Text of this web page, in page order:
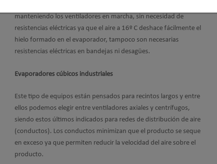
manteniendo los ventiladores en marcha, sin necesidad de
resistencias eléctricas ya que el aire a 16º C deshace fácilmente el
hielo formado en el evaporador, tampoco son necesarias
resistencias eléctricas en bandejas ni desagües.
Evaporadores cúbicos industriales
Este tipo de equipos están pensados para recintos largos y entre
ellos podemos elegir entre ventiladores axiales y centrífugos,
siendo estos últimos indicados para redes de distribución de aire
(conductos). Los conductos minimizan que el producto se seque
en exceso ya que permiten reducir la velocidad del aire sobre el
producto.